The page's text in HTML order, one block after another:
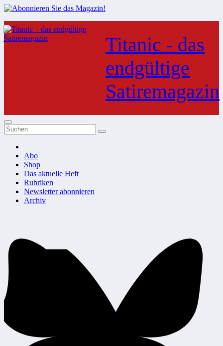
Zum
Inhalt
springen
Titanic - das
endgültige
Satiremagazin
Abo
Shop
Das aktuelle Heft
Rubriken
Newsletter abonnieren
Archiv